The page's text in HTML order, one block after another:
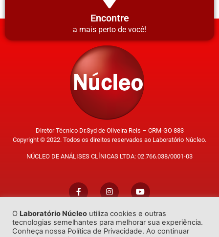
Encontre
a mais perto de você!
Diretor Técnico Dr.Syd de Oliveira Reis – CRM-GO 883
Copyright © 2022. Todos os direitos reservados ao Laboratório Núcleo.
NÚCLEO DE ANÁLISES CLÍNICAS LTDA: 02.766.038/0001-03
Trabalhe Conosco
O Laboratório Núcleo utiliza cookies e outras
tecnologias semelhantes para melhorar sua experiência.
Conheça nossa Política de Privacidade. Ao continuar